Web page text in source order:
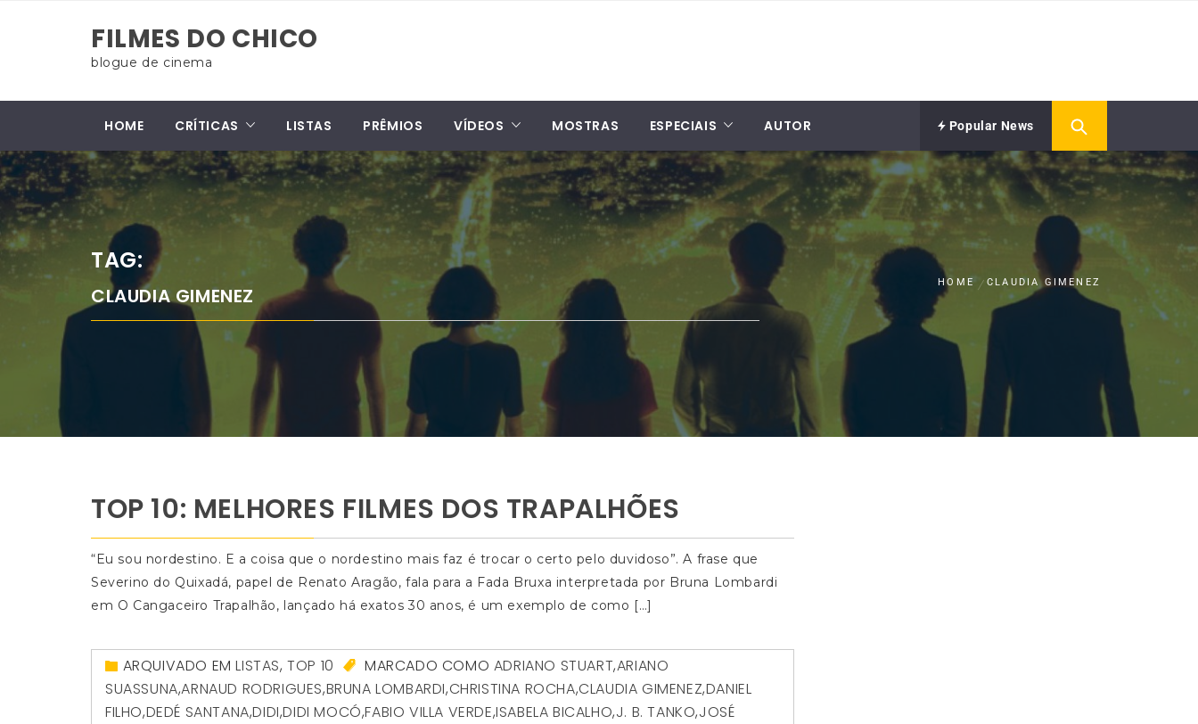
FILMES DO CHICO
blogue de cinema
HOME CRÍTICAS LISTAS PRÊMIOS VÍDEOS MOSTRAS ESPECIAIS AUTOR Popular News
TAG:
CLAUDIA GIMENEZ
HOME CLAUDIA GIMENEZ
TOP 10: MELHORES FILMES DOS TRAPALHÕES
“Eu sou nordestino. E a coisa que o nordestino mais faz é trocar o certo pelo duvidoso”. A frase que
Severino do Quixadá, papel de Renato Aragão, fala para a Fada Bruxa interpretada por Bruna Lombardi
em O Cangaceiro Trapalhão, lançado há exatos 30 anos, é um exemplo de como […]
ARQUIVADO EMLISTAS,TOP 10 MARCADO COMO ADRIANO STUART,ARIANO
SUASSUNA,ARNAUD RODRIGUES,BRUNA LOMBARDI,CHRISTINA ROCHA,CLAUDIA GIMENEZ,DANIEL
FILHO,DEDÉ SANTANA,DIDI,DIDI MOCÓ,FABIO VILLA VERDE,ISABELA BICALHO,J. B. TANKO,JOSÉ